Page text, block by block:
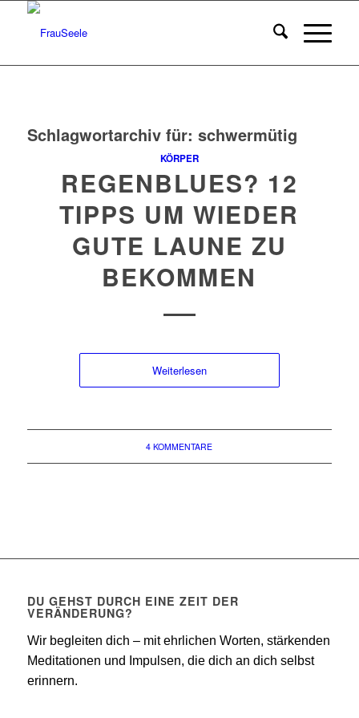
Schlagwortarchiv für: schwermütig
KÖRPER
REGENBLUES? 12
TIPPS UM WIEDER
GUTE LAUNE ZU
BEKOMMEN
Weiterlesen
4 KOMMENTARE
DU GEHST DURCH EINE ZEIT DER
VERÄNDERUNG?
Wir begleiten dich – mit ehrlichen Worten, stärkenden
Meditationen und Impulsen, die dich an dich selbst
erinnern.